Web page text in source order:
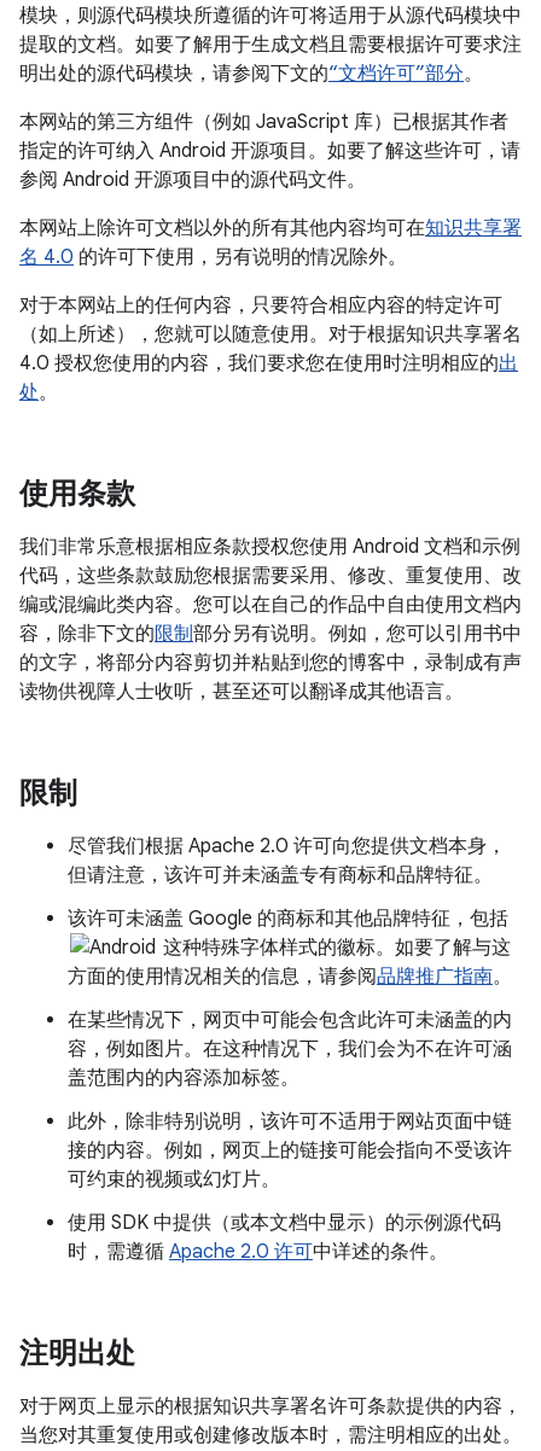
模块，则源代码模块所遵循的许可将适用于从源代码模块中
提取的文档。如要了解用于生成文档且需要根据许可要求注
明出处的源代码模块，请参阅下文的“文档许可”部分。
本网站的第三方组件（例如 JavaScript 库）已根据其作者
指定的许可纳入 Android 开源项目。如要了解这些许可，请
参阅 Android 开源项目中的源代码文件。
本网站上除许可文档以外的所有其他内容均可在知识共享署
名 4.0 的许可下使用，另有说明的情况除外。
对于本网站上的任何内容，只要符合相应内容的特定许可
（如上所述），您就可以随意使用。对于根据知识共享署名
4.0 授权您使用的内容，我们要求您在使用时注明相应的出
处。
使用条款
我们非常乐意根据相应条款授权您使用 Android 文档和示例
代码，这些条款鼓励您根据需要采用、修改、重复使用、改
编或混编此类内容。您可以在自己的作品中自由使用文档内
容，除非下文的限制部分另有说明。例如，您可以引用书中
的文字，将部分内容剪切并粘贴到您的博客中，录制成有声
读物供视障人士收听，甚至还可以翻译成其他语言。
限制
尽管我们根据 Apache 2.0 许可向您提供文档本身，
但请注意，该许可并未涵盖专有商标和品牌特征。
该许可未涵盖 Google 的商标和其他品牌特征，包括
这种特殊字体样式的徽标。如要了解与这
方面的使用情况相关的信息，请参阅品牌推广指南。
在某些情况下，网页中可能会包含此许可未涵盖的内
容，例如图片。在这种情况下，我们会为不在许可涵
盖范围内的内容添加标签。
此外，除非特别说明，该许可不适用于网站页面中链
接的内容。例如，网页上的链接可能会指向不受该许
可约束的视频或幻灯片。
使用 SDK 中提供（或本文档中显示）的示例源代码
时，需遵循 Apache 2.0 许可中详述的条件。
注明出处
对于网页上显示的根据知识共享署名许可条款提供的内容，
当您对其重复使用或创建修改版本时，需注明相应的出处。